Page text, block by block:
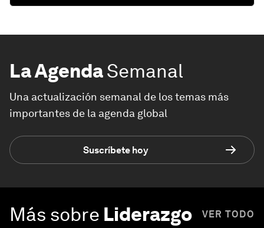
La AgendaSemanal
Una actualización semanal de los temas más
importantes de la agenda global
Suscríbete hoy
Más sobre Liderazgo VER TODO